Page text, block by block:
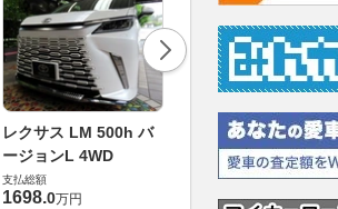
レクサス LM 500h バ
ージョンL 4WD
支払総額
1698.0万円
ロールスロイス ゴース
ト ロールスロイス ゴ
ースト(第1世代 / RR4)